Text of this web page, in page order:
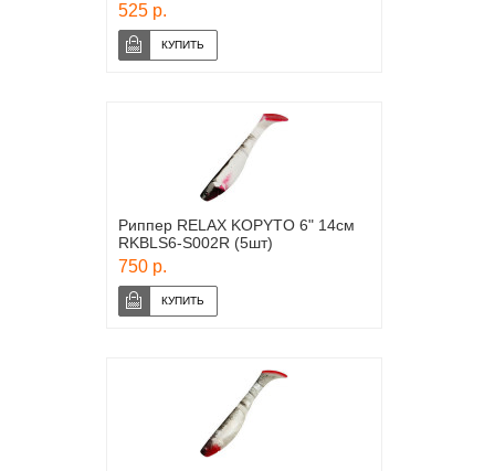
525 р.
Риппер RELAX KOPYTO 6" 14см
RKBLS6-S002R (5шт)
750 р.